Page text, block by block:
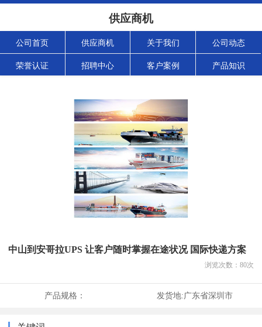
供应商机
公司首页 供应商机 关于我们 公司动态
荣誉认证 招聘中心 客户案例 产品知识
中山到安哥拉UPS 让客户随时掌握在途状况 国际快递方案
浏览次数： 80次
产品规格： 发货地:广东省深圳市